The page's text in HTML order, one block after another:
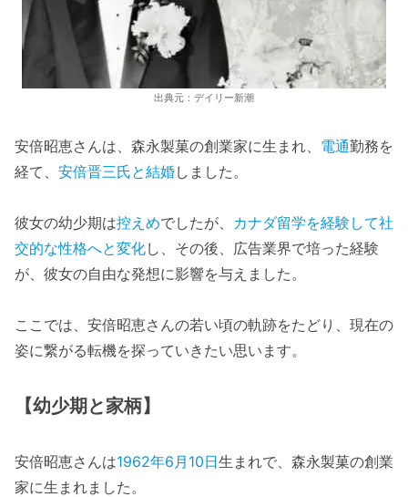
出典元：デイリー新潮
安倍昭恵さんは、森永製菓の創業家に生まれ、 電通勤務を
経て、 安倍晋三氏と結婚しました。
彼女の幼少期は控えめでしたが、 カナダ留学を経験して社
交的な性格へと変化し、その後、広告業界で培った経験
が、彼女の自由な発想に影響を与えました。
ここでは、安倍昭恵さんの若い頃の軌跡をたどり、現在の
姿に繋がる転機を探っていきたい思います。
【幼少期と家柄】
安倍昭恵さんは1962年6月10日生まれで、森永製菓の創業
家に生まれました。